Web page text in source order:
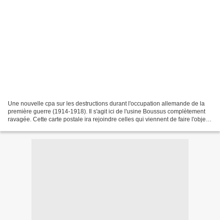
Une nouvelle cpa sur les destructions durant l'occupation allemande de la
première guerre (1914-1918). Il s'agit ici de l'usine Boussus complètement
ravagée. Cette carte postale ira rejoindre celles qui viennent de faire l'objet